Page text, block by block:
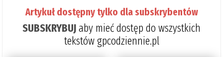
Artykuł dostępny tylko dla subskrybentów
SUBSKRYBUJaby mieć dostęp do wszystkich
tekstów gpcodziennie.pl